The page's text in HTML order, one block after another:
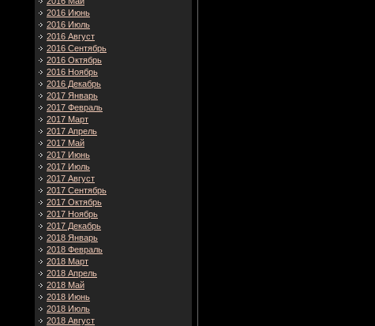
2016 Июнь
2016 Июль
2016 Август
2016 Сентябрь
2016 Октябрь
2016 Ноябрь
2016 Декабрь
2017 Январь
2017 Февраль
2017 Март
2017 Апрель
2017 Май
2017 Июнь
2017 Июль
2017 Август
2017 Сентябрь
2017 Октябрь
2017 Ноябрь
2017 Декабрь
2018 Январь
2018 Февраль
2018 Март
2018 Апрель
2018 Май
2018 Июнь
2018 Июль
2018 Август